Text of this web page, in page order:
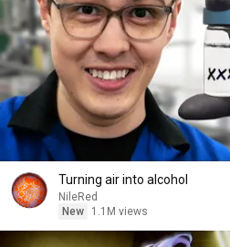
Turning air into alcohol
NileRed
New
1.1M views